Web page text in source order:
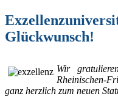
Glückwunsch!
Wir
Rheinischen-
ganz herzlich zum neuen